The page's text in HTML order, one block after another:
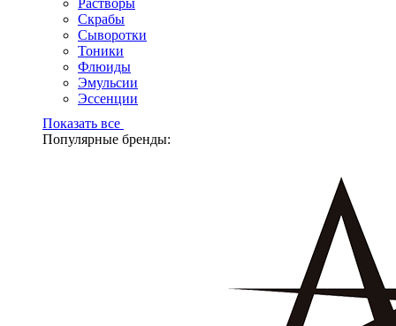
Растворы
Скрабы
Сыворотки
Тоники
Флюиды
Эмульсии
Эссенции
Показать все
Популярные бренды: